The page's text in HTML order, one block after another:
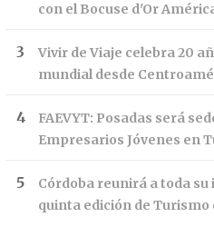
con el Bocuse d'Or
Vivir de Viaje celebra 20
mundial desde
FAEVYT: Posadas será
Empresarios Jóvenes en
Córdoba reunirá a toda
quinta edición de Turismo